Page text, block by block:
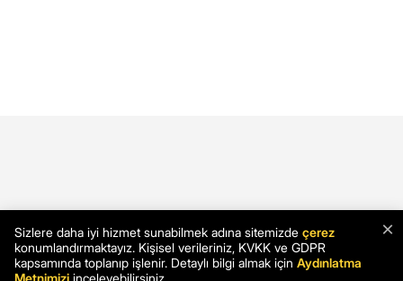
×
Sizlere daha iyi hizmet sunabilmek adına sitemizde çerez
konumlandırmaktayız. Kişisel verileriniz, KVKK ve GDPR
kapsamında toplanıp işlenir. Detaylı bilgi almak için Aydınlatma
Metnimizi inceleyebilirsiniz.